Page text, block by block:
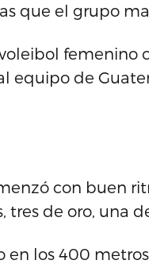
que el grupo
al equipo de
con buen
tres de oro, una
en los 400